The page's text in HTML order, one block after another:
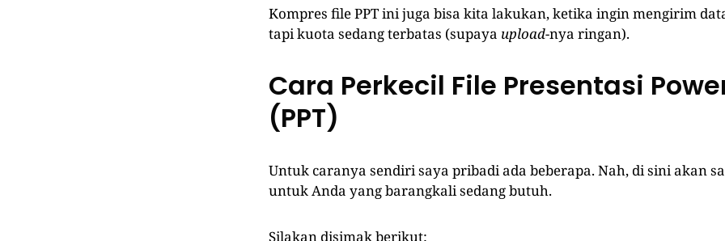
Kompres file PPT ini juga bisa kita lakukan, ketika ingin mengirim
tapi kuota sedang terbatas (supaya upload-nya ringan).
Cara Perkecil File Presentasi
(PPT)
Untuk caranya sendiri saya pribadi ada beberapa. Nah, di sini akan
untuk Anda yang barangkali sedang butuh.
Silakan disimak berikut: